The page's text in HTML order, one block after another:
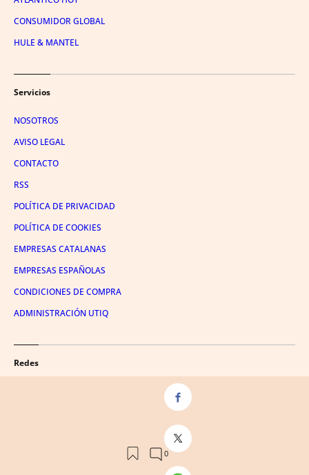
CONSUMIDOR GLOBAL
HULE & MANTEL
Servicios
NOSOTROS
AVISO LEGAL
CONTACTO
RSS
POLÍTICA DE PRIVACIDAD
POLÍTICA DE COOKIES
EMPRESAS CATALANAS
EMPRESAS ESPAÑOLAS
CONDICIONES DE COMPRA
ADMINISTRACIÓN UTIQ
Redes